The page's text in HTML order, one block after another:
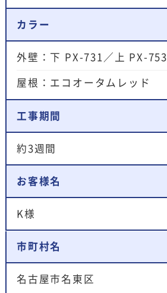
カラー
外壁：下 PX-731／上 PX-753
屋根：エコオータムレッド
工事期間
約3週間
お客様名
K様
市町村名
名古屋市名東区